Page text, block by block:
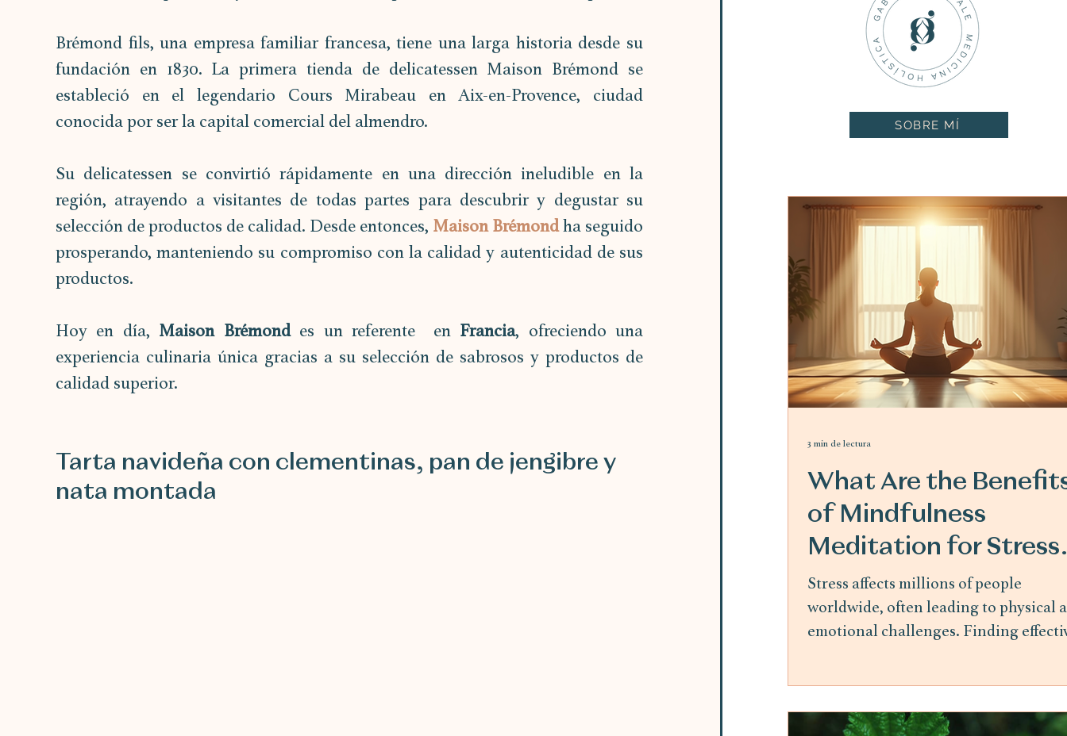
Brémond fils, una empresa familiar francesa, tiene una larga historia desde su
fundación en 1830. La primera tienda de delicatessen Maison Brémond se
estableció en el legendario Cours Mirabeau en Aix-en-Provence, ciudad
conocida por ser la capital comercial del almendro.
Su delicatessen se convirtió rápidamente en una dirección ineludible en la
región, atrayendo a visitantes de todas partes para descubrir y degustar su
selección de productos de calidad. Desde entonces, Maison Brémond ha seguido
prosperando, manteniendo su compromiso con la calidad y autenticidad de sus
productos.
Hoy en día, Maison Brémond es un referente  en Francia, ofreciendo una
experiencia culinaria única gracias a su selección de sabrosos y productos de
calidad superior.
Tarta navideña con clementinas, pan de jengibre y
nata montada
SOBRE MÍ
What Are the
of Mindfulness
Meditation for Stress
Relief
Stress affects millions of people
worldwide, often leading to physical
emotional challenges. Finding
attention as a practical and accessible
3 min de lectura